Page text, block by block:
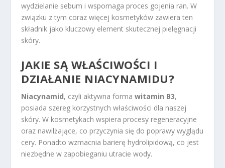
wydzielanie sebum i wspomaga proces gojenia ran. W
związku z tym coraz więcej kosmetyków zawiera ten
składnik jako kluczowy element skutecznej pielęgnacji
skóry.
JAKIE SĄ WŁAŚCIWOŚCI I
DZIAŁANIE NIACYNAMIDU?
Niacynamid, czyli aktywna formawitamin B3,
posiada szereg korzystnych właściwości dla naszej
skóry. W kosmetykach wspiera procesy regeneracyjne
oraz nawilżające, co przyczynia się do poprawy wyglądu
cery. Ponadto wzmacnia barierę hydrolipidową, co jest
niezbędne w zapobieganiu utracie wody.